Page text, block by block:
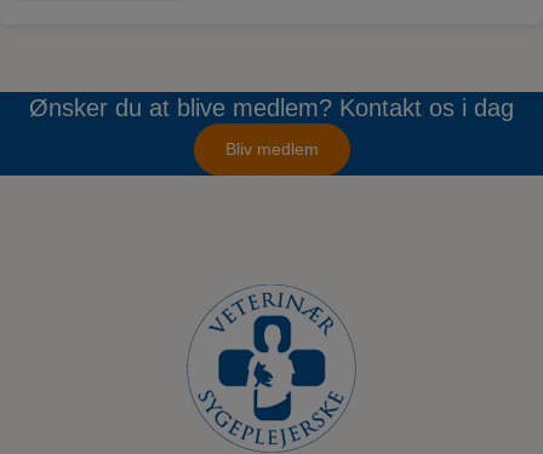
Ønsker du at blive medlem? Kontakt os i dag
Bliv medlem